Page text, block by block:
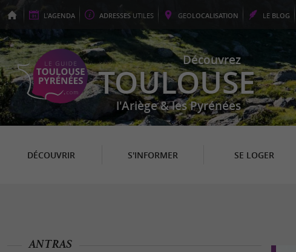
L'AGENDA ADRESSES UTILES GEOLOCALISATION LE BLOG
Découvrez
TOULOUSE
l'Ariège & les Pyrénées
DÉCOUVRIR S'INFORMER SE LOGER
ANTRAS